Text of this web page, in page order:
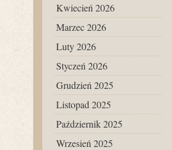
Kwiecień 2026
Marzec 2026
Luty 2026
Styczeń 2026
Grudzień 2025
Listopad 2025
Październik 2025
Wrzesień 2025